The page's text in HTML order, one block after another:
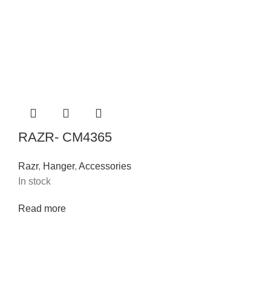
RAZR- CM4365
Razr, Hanger, Accessories
In stock
Read more